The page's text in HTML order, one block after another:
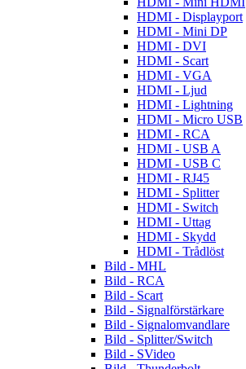
HDMI - Displayport
HDMI - Mini DP
HDMI - DVI
HDMI - Scart
HDMI - VGA
HDMI - Ljud
HDMI - Lightning
HDMI - Micro USB
HDMI - RCA
HDMI - USB A
HDMI - USB C
HDMI - RJ45
HDMI - Splitter
HDMI - Switch
HDMI - Uttag
HDMI - Skydd
HDMI - Trådlöst
Bild - MHL
Bild - RCA
Bild - Scart
Bild - Signalförstärkare
Bild - Signalomvandlare
Bild - Splitter/Switch
Bild - SVideo